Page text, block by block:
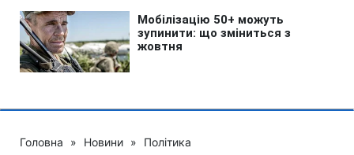
Головна » Новини » Політика